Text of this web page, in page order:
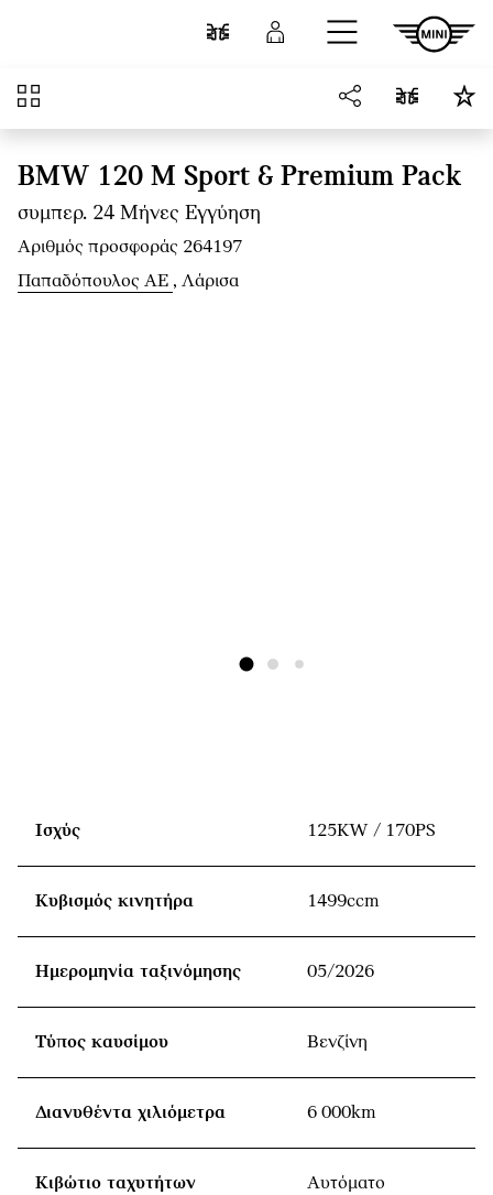
Μετάβαση στο κύριο περιεχόμενο
Σύγκριση Σύνδεση
Επισκόπηση
BMW 120 M Sport & Premium Pack
συμπερ. 24 Μήνες Εγγύηση
Αριθμός προσφοράς 264197
Παπαδόπουλος ΑΕ , Λάρισα
Ισχύς 125KW / 170PS
Κυβισμός κινητήρα 1499ccm
Ημερομηνία ταξινόμησης 05/2026
Τύπος καυσίμου Βενζίνη
Διανυθέντα χιλιόμετρα 6 000km
Κιβώτιο ταχυτήτων Αυτόματο